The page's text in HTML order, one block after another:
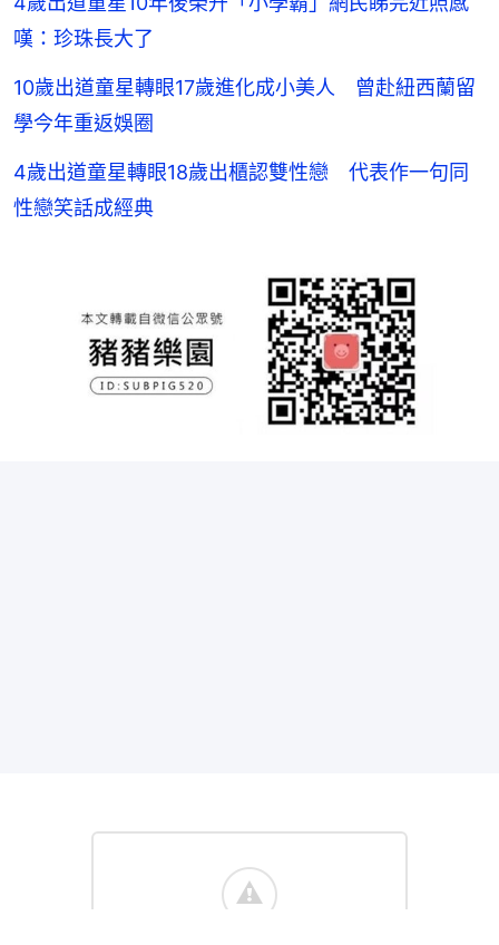
嘆：珍珠長大了
10歲出道童星轉眼17歲進化成小美人 曾赴紐西蘭留
學今年重返娛圈
4歲出道童星轉眼18歲出櫃認雙性戀 代表作一句同
性戀笑話成經典